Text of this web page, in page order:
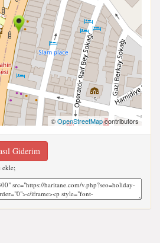
©OpenStreetMapcontributors
Giderim
ekle;